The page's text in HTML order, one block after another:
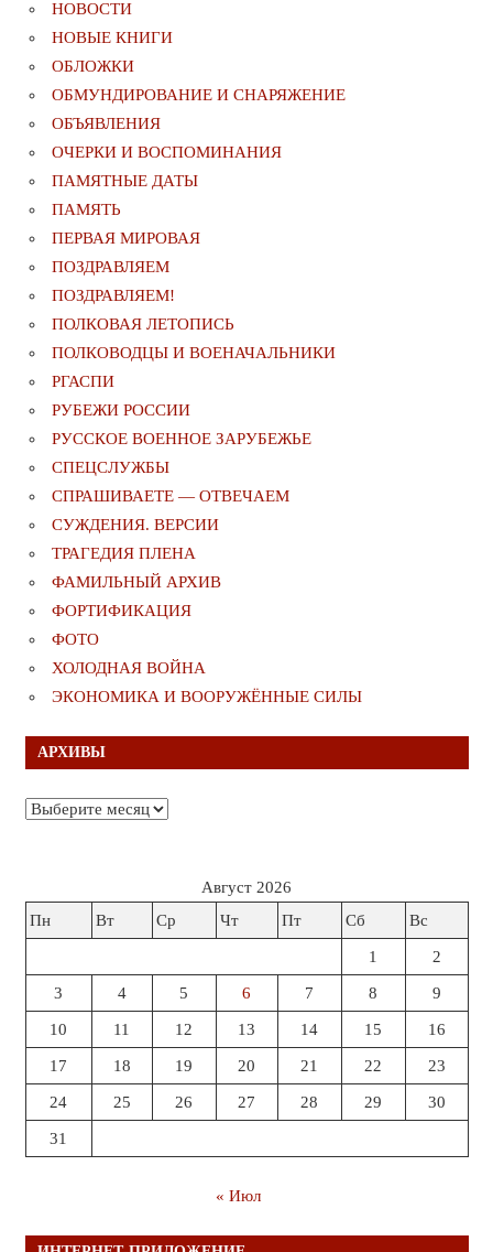
НОВОСТИ
НОВЫЕ КНИГИ
ОБЛОЖКИ
ОБМУНДИРОВАНИЕ И СНАРЯЖЕНИЕ
ОБЪЯВЛЕНИЯ
ОЧЕРКИ И ВОСПОМИНАНИЯ
ПАМЯТНЫЕ ДАТЫ
ПАМЯТЬ
ПЕРВАЯ МИРОВАЯ
ПОЗДРАВЛЯЕМ
ПОЗДРАВЛЯЕМ!
ПОЛКОВАЯ ЛЕТОПИСЬ
ПОЛКОВОДЦЫ И ВОЕНАЧАЛЬНИКИ
РГАСПИ
РУБЕЖИ РОССИИ
РУССКОЕ ВОЕННОЕ ЗАРУБЕЖЬЕ
СПЕЦСЛУЖБЫ
СПРАШИВАЕТЕ — ОТВЕЧАЕМ
СУЖДЕНИЯ. ВЕРСИИ
ТРАГЕДИЯ ПЛЕНА
ФАМИЛЬНЫЙ АРХИВ
ФОРТИФИКАЦИЯ
ФОТО
ХОЛОДНАЯ ВОЙНА
ЭКОНОМИКА И ВООРУЖЁННЫЕ СИЛЫ
АРХИВЫ
Архивы
Август 2026
Пн
Вт Ср Чт Пт Сб Вс
1 2
3 4 5 6 7 8 9
10 11 12 13 14 15 16
17 18 19 20 21 22 23
24 25 26 27 28 29 30
31
« Июл